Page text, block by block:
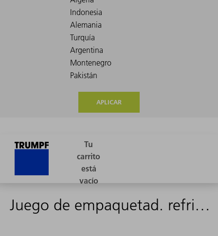
APLICAR
Juego de empaquetad. refrigeración 63-W